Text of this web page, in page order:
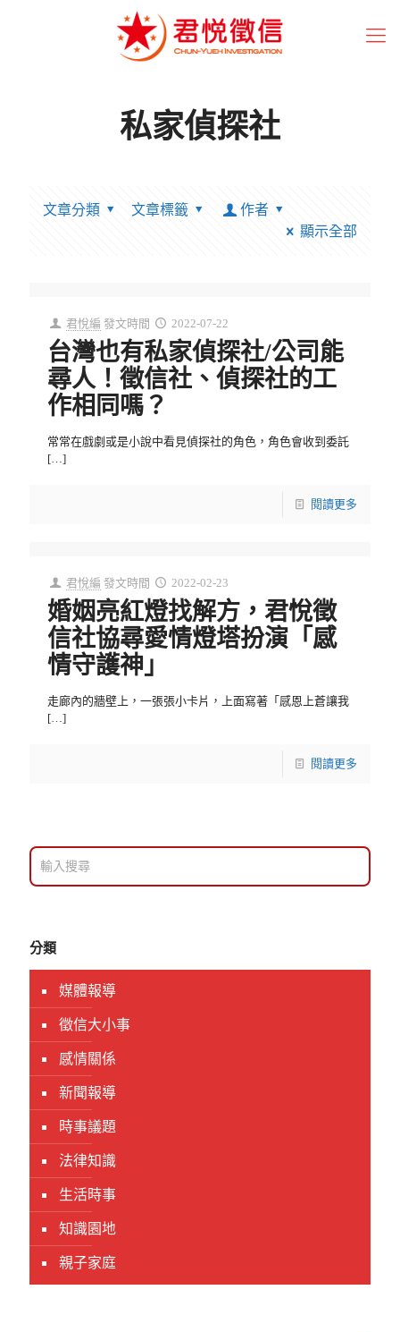
私家偵探社
文章分類 文章標籤
作者
顯示全部
君悅編 發文時間 2022-07-22
台灣也有私家偵探社/公司能
尋人！徵信社、偵探社的工
作相同嗎？
常常在戲劇或是小說中看見偵探社的角色，角色會收到委託
[…]
閱讀更多
君悅編 發文時間 2022-02-23
婚姻亮紅燈找解方，君悅徵
信社協尋愛情燈塔扮演「感
情守護神」
走廊內的牆壁上，一張張小卡片，上面寫著「感恩上蒼讓我
[…]
閱讀更多
分類
媒體報導
徵信大小事
感情關係
新聞報導
時事議題
法律知識
生活時事
知識園地
親子家庭